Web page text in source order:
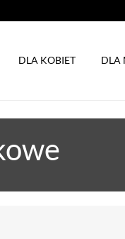
DLA KOBIET DLA